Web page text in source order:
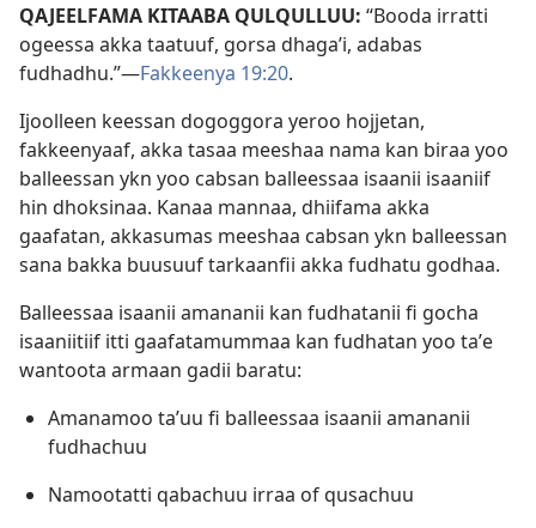
QAJEELFAMA KITAABA QULQULLUU: “Booda irratti
ogeessa akka taatuuf, gorsa dhagaʼi, adabas
fudhadhu.”—Fakkeenya 19:20.
Ijoolleen keessan dogoggora yeroo hojjetan,
fakkeenyaaf, akka tasaa meeshaa nama kan biraa yoo
balleessan ykn yoo cabsan balleessaa isaanii isaaniif
hin dhoksinaa. Kanaa mannaa, dhiifama akka
gaafatan, akkasumas meeshaa cabsan ykn balleessan
sana bakka buusuuf tarkaanfii akka fudhatu godhaa.
Balleessaa isaanii amananii kan fudhatanii fi gocha
isaaniitiif itti gaafatamummaa kan fudhatan yoo taʼe
wantoota armaan gadii baratu:
Amanamoo taʼuu fi balleessaa isaanii amananii
fudhachuu
Namootatti qabachuu irraa of qusachuu